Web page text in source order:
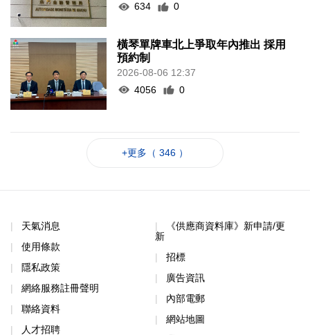
634
0
橫琴單牌車北上爭取年內推出 採用
預約制
2026-08-06 12:37
4056
0
+更多（ 346 ）
天氣消息
使用條款
隱私政策
網絡服務註冊聲明
聯絡資料
人才招聘
《供應商資料庫》新申請/更
新
招標
廣告資訊
內部電郵
網站地圖